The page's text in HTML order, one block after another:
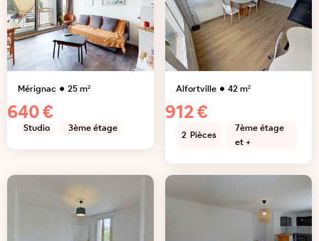
Mérignac 25m²
640 €
Studio 3ème étage
Alfortville 42m²
912 €
2 Pièces
7ème étage
et +